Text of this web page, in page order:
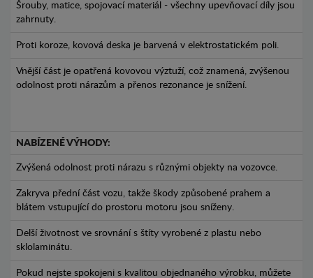
Šrouby, matice, spojovací materiál - všechny upevňovací díly jsou
zahrnuty.
Proti koroze, kovová deska je barvená v elektrostatickém poli.
Vnější část je opatřená kovovou výztuží, což znamená, zvýšenou
odolnost proti nárazům a přenos rezonance je snížení.
NABÍZENÉ VÝHODY:
Zvýšená odolnost proti nárazu s různými objekty na vozovce.
Zakryva přední část vozu, takže škody způsobené prahem a
blátem vstupující do prostoru motoru jsou sníženy.
Delší životnost ve srovnání s štíty vyrobené z plastu nebo
sklolaminátu.
Pokud nejste spokojeni s kvalitou objednaného výrobku, můžete